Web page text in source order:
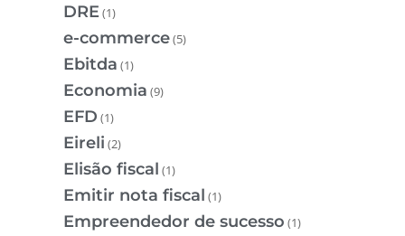
DRE(1)
e-commerce(5)
Ebitda (1)
Economia (9)
EFD (1)
Eireli (2)
Elisão fiscal (1)
Emitir nota fiscal (1)
Empreendedor de sucesso (1)